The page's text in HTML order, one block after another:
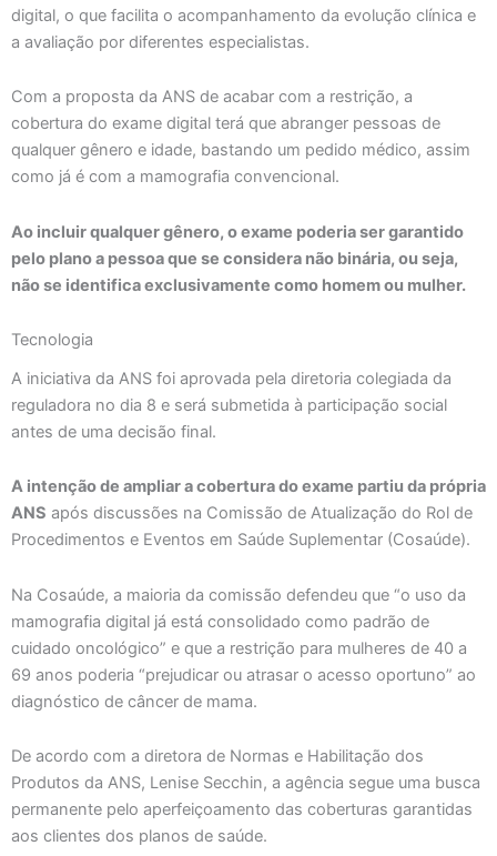
digital, o que facilita o acompanhamento da evolução clínica e
a avaliação por diferentes especialistas.
Com a proposta da ANS de acabar com a restrição, a
cobertura do exame digital terá que abranger pessoas de
qualquer gênero e idade, bastando um pedido médico, assim
como já é com a mamografia convencional.
Ao incluir qualquer gênero, o exame poderia ser garantido
pelo plano a pessoa que se considera não binária, ou seja,
não se identifica exclusivamente como homem ou mulher.
Tecnologia
A iniciativa da ANS foi aprovada pela diretoria colegiada da
reguladora no dia 8 e será submetida à participação social
antes de uma decisão final.
A intenção de ampliar a cobertura do exame partiu da própria
ANS após discussões na Comissão de Atualização do Rol de
Procedimentos e Eventos em Saúde Suplementar (Cosaúde).
Na Cosaúde, a maioria da comissão defendeu que “o uso da
mamografia digital já está consolidado como padrão de
cuidado oncológico” e que a restrição para mulheres de 40 a
69 anos poderia “prejudicar ou atrasar o acesso oportuno” ao
diagnóstico de câncer de mama.
De acordo com a diretora de Normas e Habilitação dos
Produtos da ANS, Lenise Secchin, a agência segue uma busca
permanente pelo aperfeiçoamento das coberturas garantidas
aos clientes dos planos de saúde.